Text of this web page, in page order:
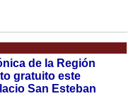
de la Región
gratuito este
San Esteban